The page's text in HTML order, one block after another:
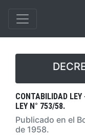
CONTABILIDAD LEY
LEY N° 753/58.
Publicado en el
de 1958.